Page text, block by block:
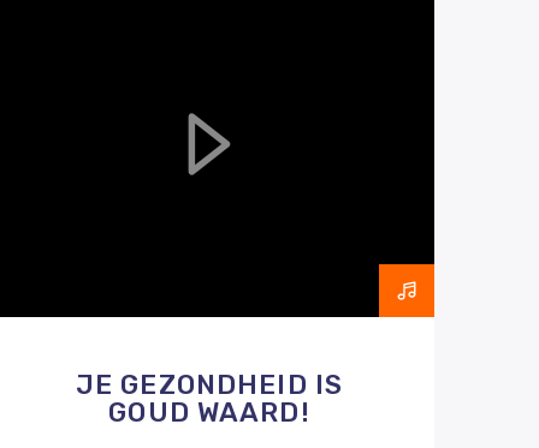
JE GEZONDHEID IS
GOUD WAARD!